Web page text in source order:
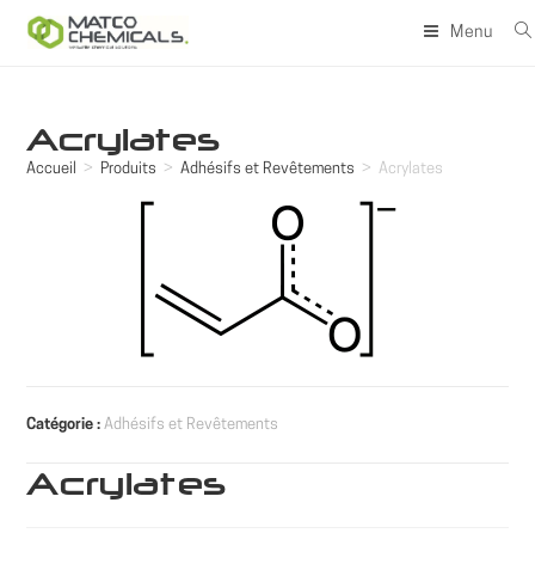
Menu
Acrylates
Accueil > Produits > Adhésifs et Revêtements > Acrylates
Catégorie :Adhésifs et Revêtements
Acrylates